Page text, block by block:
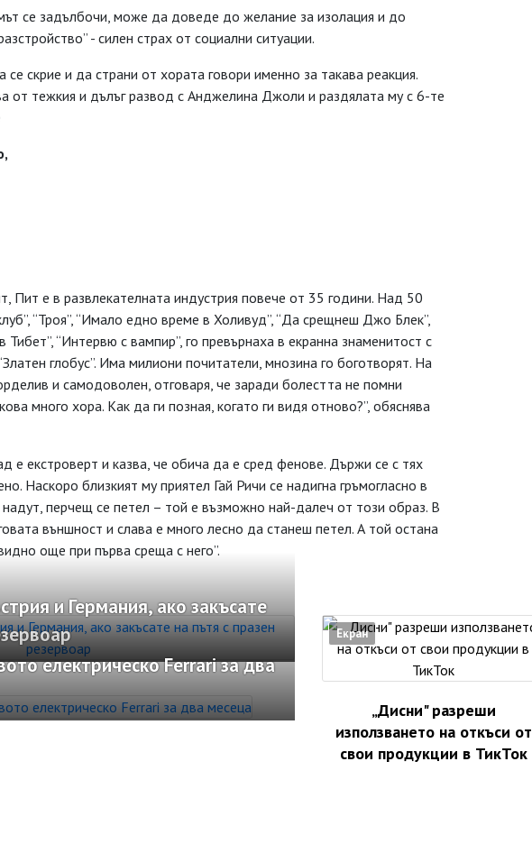
се задълбочи, може да доведе до желание за изолация и до
- силен страх от социални ситуации.
скрие и да страни от хората говори именно за такава реакция.
от тежкия и дълъг развод с Анджелина Джоли и раздялата му с 6-те
Пит е в развлекателната индустрия повече от 35 години. Над 50
“Троя”, “Имало едно време в Холивуд”, “Да срещнеш Джо Блек”,
Тибет”, “Интервю с вампир”, го превърнаха в екранна знаменитост с
глобус”. Има милиони почитатели, мнозина го боготворят. На
и самодоволен, отговаря, че заради болестта не помни
много хора. Как да ги позная, когато ги видя отново?”, обяснява
е екстроверт и казва, че обича да е сред фенове. Държи се с тях
Наскоро близкият му приятел Гай Ричи се надигна гръмогласно в
перчещ се петел – той е възможно най-далеч от този образ. В
външност и слава е много лесно да станеш петел. А той остана
още при първа среща с него”.
и Германия, ако закъсате
електрическо Ferrari за два
Екран
„Дисни" разреши
използването на откъси от
свои продукции в ТикТок